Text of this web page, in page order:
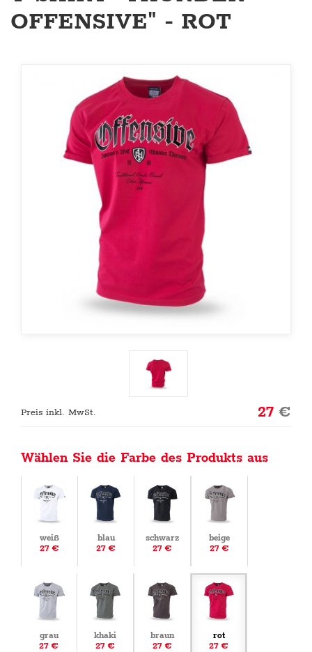
OFFENSIVE" - ROT
Preis inkl. MwSt. 27€
Wählen Sie die Farbe des Produkts aus
weiß
27 €
blau
27 €
schwarz
27 €
beige
27 €
grau
27 €
khaki
27 €
braun
27 €
rot
27 €